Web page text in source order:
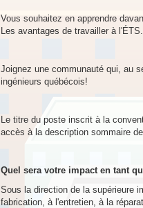
Vous souhaitez en apprendre
Les avantages de travailler à l'ÉTS.
Joignez une communauté qui, au
ingénieurs québécois!
Le titre du poste inscrit à la
accès à la description sommaire
Quel sera votre impact en tant
Sous la direction de la supérieure
fabrication, à l'entretien, à la